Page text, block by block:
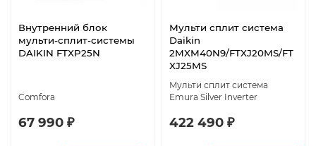
Внутренний блок
мульти-сплит-системы
DAIKIN FTXP25N
Comfora
67 990 ₽
Мульти сплит система
Daikin
2MXM40N9/FTXJ20MS/FT
XJ25MS
Мульти сплит система
Emura Silver Inverter
422 490 ₽